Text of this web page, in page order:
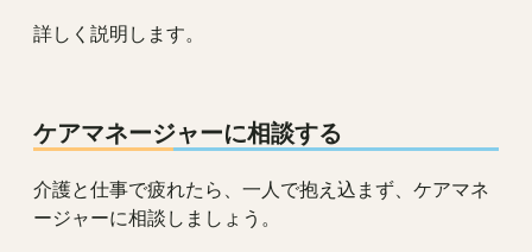
詳しく説明します。
ケアマネージャーに相談する
介護と仕事で疲れたら、一人で抱え込まず、ケアマネ
ージャーに相談しましょう。